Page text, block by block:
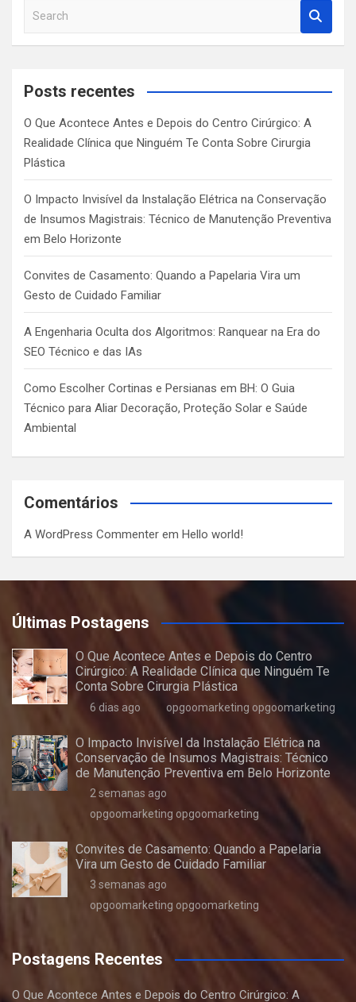
a
c
Posts recentes
O Que Acontece Antes e Depois do Centro Cirúrgico: A
Realidade Clínica que Ninguém Te Conta Sobre Cirurgia
Plástica
O Impacto Invisível da Instalação Elétrica na Conservação
de Insumos Magistrais: Técnico de Manutenção Preventiva
em Belo Horizonte
Convites de Casamento: Quando a Papelaria Vira um
Gesto de Cuidado Familiar
A Engenharia Oculta dos Algoritmos: Ranquear na Era do
SEO Técnico e das IAs
Como Escolher Cortinas e Persianas em BH: O Guia
Técnico para Aliar Decoração, Proteção Solar e Saúde
Ambiental
Comentários
A WordPress Commenter em Hello world!
Últimas Postagens
O Que Acontece Antes e Depois do Centro
Cirúrgico: A Realidade Clínica que Ninguém Te
Conta Sobre Cirurgia Plástica
6 dias ago opgoomarketing opgoomarketing
O Impacto Invisível da Instalação Elétrica na
Conservação de Insumos Magistrais: Técnico
de Manutenção Preventiva em Belo Horizonte
2 semanas ago
opgoomarketing opgoomarketing
Convites de Casamento: Quando a Papelaria
Vira um Gesto de Cuidado Familiar
3 semanas ago
opgoomarketing opgoomarketing
Postagens Recentes
O Que Acontece Antes e Depois do Centro Cirúrgico: A